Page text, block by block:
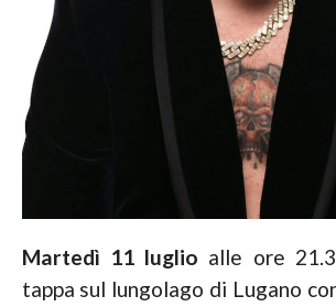
Martedì 11 luglio alle ore
tappa sul lungolago di Lugano